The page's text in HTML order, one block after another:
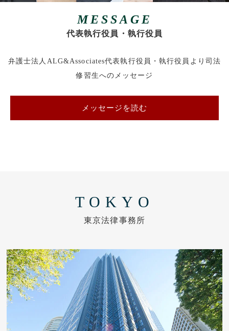
MESSAGE
代表執行役員・執行役員
弁護士法人ALG&Associates代表執行役員・執行役員より司法
修習生へのメッセージ
メッセージを読む
東京法律事務所
TOKYO